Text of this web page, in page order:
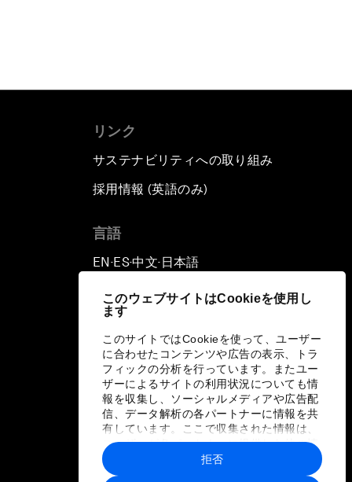
このウェブサイトはCookieを使用し
ます
このサイトではCookieを使って、ユーザー
に合わせたコンテンツや広告の表示、トラ
フィックの分析を行っています。またユー
ザーによるサイトの利用状況についても情
報を収集し、ソーシャルメディアや広告配
信、データ解析の各パートナーに情報を共
有しています。ここで収集された情報は、
ユーザーが各パートナーに提供した他の情
報や各パートナーのサービスを使用した際
に収集された情報と組み合わされ、各パー
拒否
リンク
サステナビリティへの取り組み
採用情報 (英語のみ)
言語
EN ▪ ES▪中文▪ 日本語